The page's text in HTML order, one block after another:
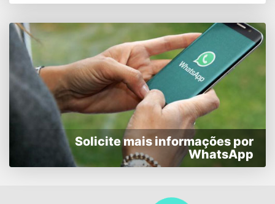
Solicite mais informações por
WhatsApp